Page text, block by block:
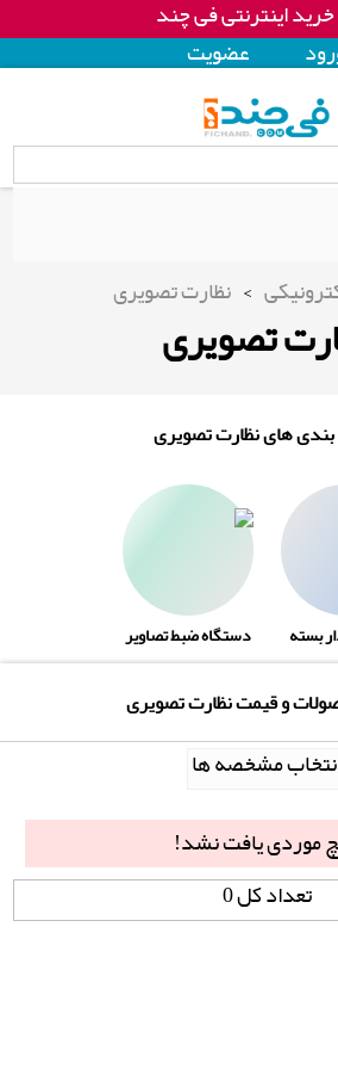
اینترنتی فی چند
عضويت
> نظارت تصویری
تصویری
های نظارت تصویری
بسته دستگاه ضبط تصاویر
و قیمت نظارت تصویری
مشخصه ها
موردی یافت نشد!
تعداد کل 0